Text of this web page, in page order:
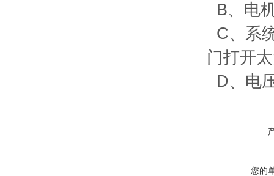
B、电
C、系
门打开
D、电
您的